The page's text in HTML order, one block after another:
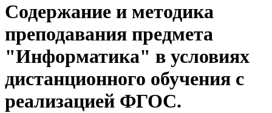
Содержание и методика
преподавания предмета
"Информатика" в условиях
дистанционного обучения с
реализацией ФГОС.